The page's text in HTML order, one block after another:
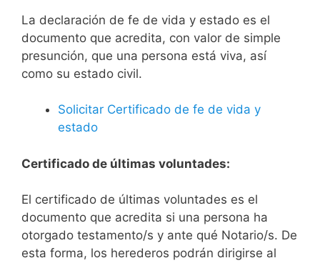
La declaración de fe de vida y estado es el
documento que acredita, con valor de simple
presunción, que una persona está viva, así
como su estado civil.
Solicitar Certificado de fe de vida y
estado
Certificado de últimas voluntades:
El certificado de últimas voluntades es el
documento que acredita si una persona ha
otorgado testamento/s y ante qué Notario/s. De
esta forma, los herederos podrán dirigirse al